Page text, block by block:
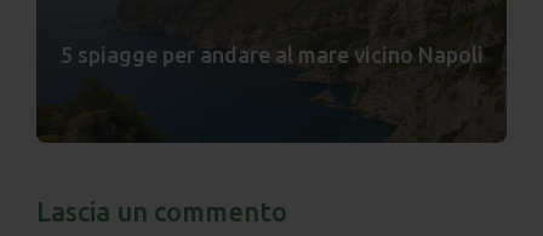
5 spiagge per andare al mare vicino Napoli
Lascia un commento